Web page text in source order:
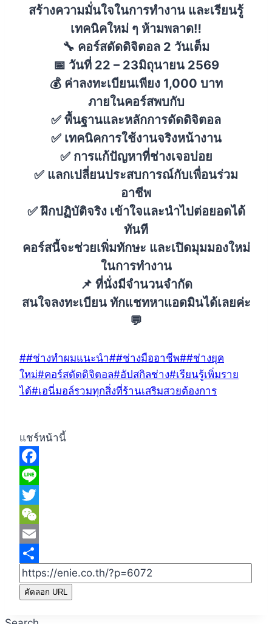
สร้างความมั่นใจในการทำงาน และเรียนรู้
เทคนิคใหม่ ๆ ห้ามพลาด‼️
🔧 คอร์สดัดดิจิตอล 2 วันเต็ม
📅 วันที่ 22 – 23มิถุนายน 2569
💰 ค่าลงทะเบียนเพียง 1,000 บาท
ภายในคอร์สพบกับ
✅ พื้นฐานและหลักการดัดดิจิตอล
✅ เทคนิคการใช้งานจริงหน้างาน
✅ การแก้ปัญหาที่ช่างเจอบ่อย
✅ แลกเปลี่ยนประสบการณ์กับเพื่อนร่วม
อาชีพ
✅ ฝึกปฏิบัติจริง เข้าใจและนำไปต่อยอดได้
ทันที
คอร์สนี้จะช่วยเพิ่มทักษะ และเปิดมุมมองใหม่
ในการทำงาน
📌 ที่นั่งมีจำนวนจำกัด
สนใจลงทะเบียน ทักแชทหาแอดมินได้เลยค่ะ
💬
Post
Tags:
##ช่างทำผมแนะนำ##ช่างมืออาชีพ##ช่างยุค
ใหม่#คอร์สดัดดิจิตอล#อัปสกิลช่าง#เรียนรู้เพิ่มราย
ได้#เอนี่มอล์รวมทุกสิ่งที่ร้านเสริมสวยต้องการ
แชร์หน้านี้
Facebook
Line
Twitter
WeChat
Email
Share
คัดลอก URL